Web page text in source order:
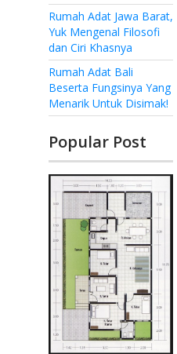
Rumah Adat Jawa Barat,
Yuk Mengenal Filosofi
dan Ciri Khasnya
Rumah Adat Bali
Beserta Fungsinya Yang
Menarik Untuk Disimak!
Popular Post